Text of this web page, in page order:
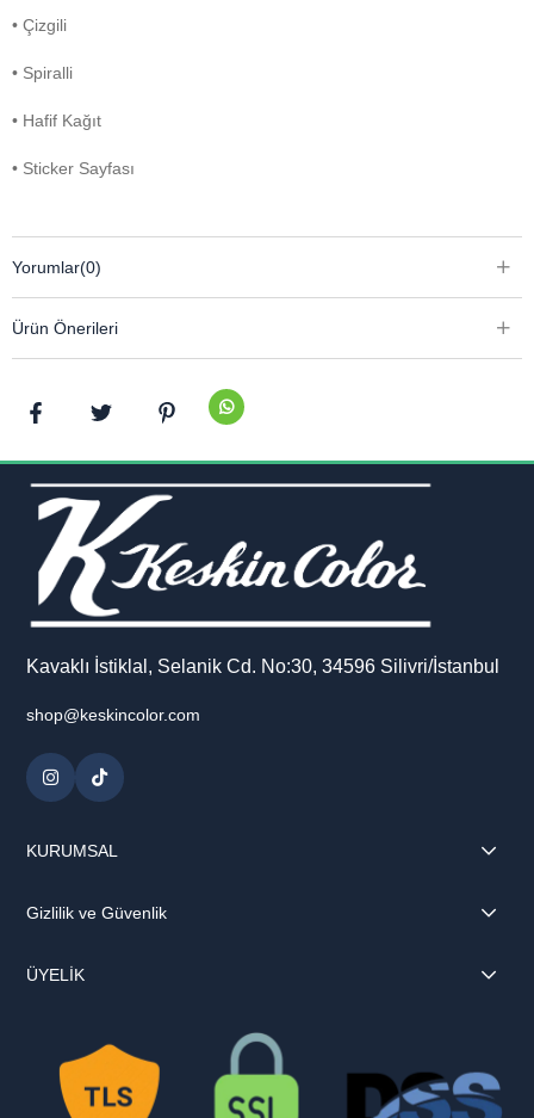
• Çizgili
• Spiralli
• Hafif Kağıt
• Sticker Sayfası
Yorumlar(0)
Ürün Önerileri
Kavaklı İstiklal, Selanik Cd. No:30, 34596 Silivri/İstanbul
shop@keskincolor.com
KURUMSAL
Gizlilik ve Güvenlik
ÜYELİK